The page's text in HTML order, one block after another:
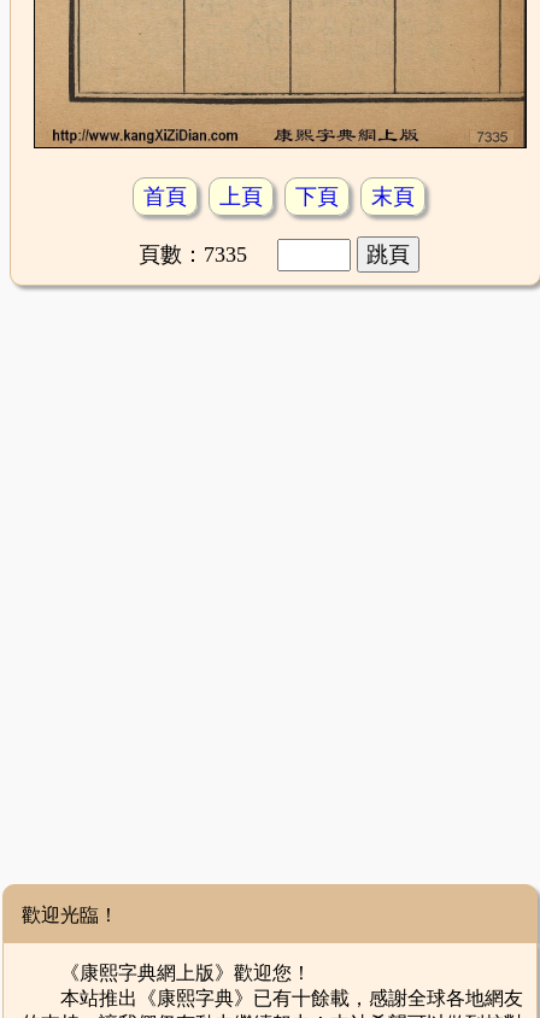
首頁 上頁 下頁 末頁
頁數：7335
歡迎光臨！
《康熙字典網上版》歡迎您！
本站推出《康熙字典》已有十餘載，感謝全球各地網友